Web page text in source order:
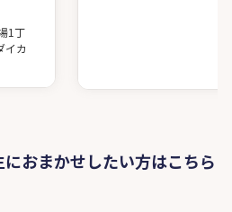
1丁
イカ
おまかせしたい方はこちら